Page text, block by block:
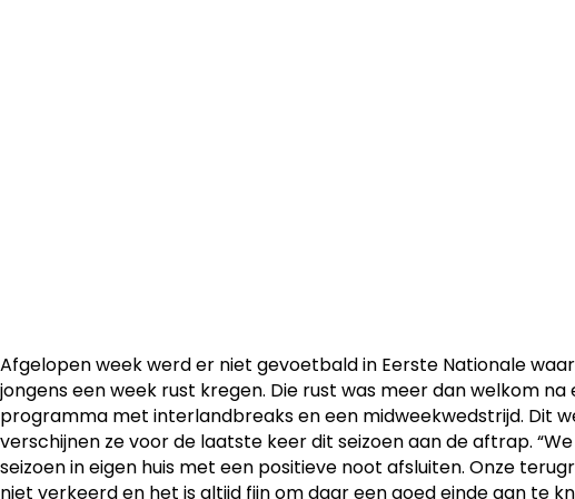
Afgelopen week werd er niet gevoetbald in Eerste Nationale
jongens een week rust kregen. Die rust was meer dan welkom na
programma met interlandbreaks en een midweekwedstrijd. Dit
verschijnen ze voor de laatste keer dit seizoen aan de aftrap.
seizoen in eigen huis met een positieve noot afsluiten. Onze
niet verkeerd en het is altijd fijn om daar een goed einde aan te